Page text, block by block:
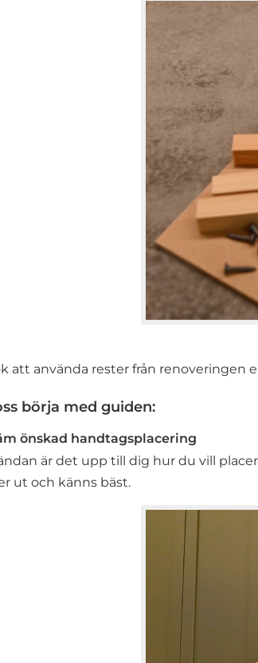
att använda rester från renoveringen
börja med guiden:
önskad handtagsplacering
är det upp till dig hur du vill
ut och känns bäst.